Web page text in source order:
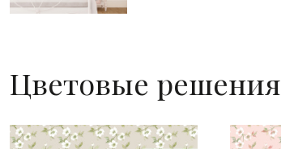
Цветовые решения